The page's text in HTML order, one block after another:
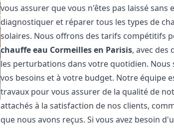
vous assurer que vous n'êtes pas laissé
diagnostiquer et réparer tous les types de
solaires. Nous offrons des tarifs compétitifs
chauffe eau Cormeilles en Parisis, avec
les perturbations dans votre quotidien.
vos besoins et à votre budget. Notre équipe
travaux pour vous assurer de la qualité de
attachés à la satisfaction de nos clients,
que nous avons reçus. Si vous avez besoin